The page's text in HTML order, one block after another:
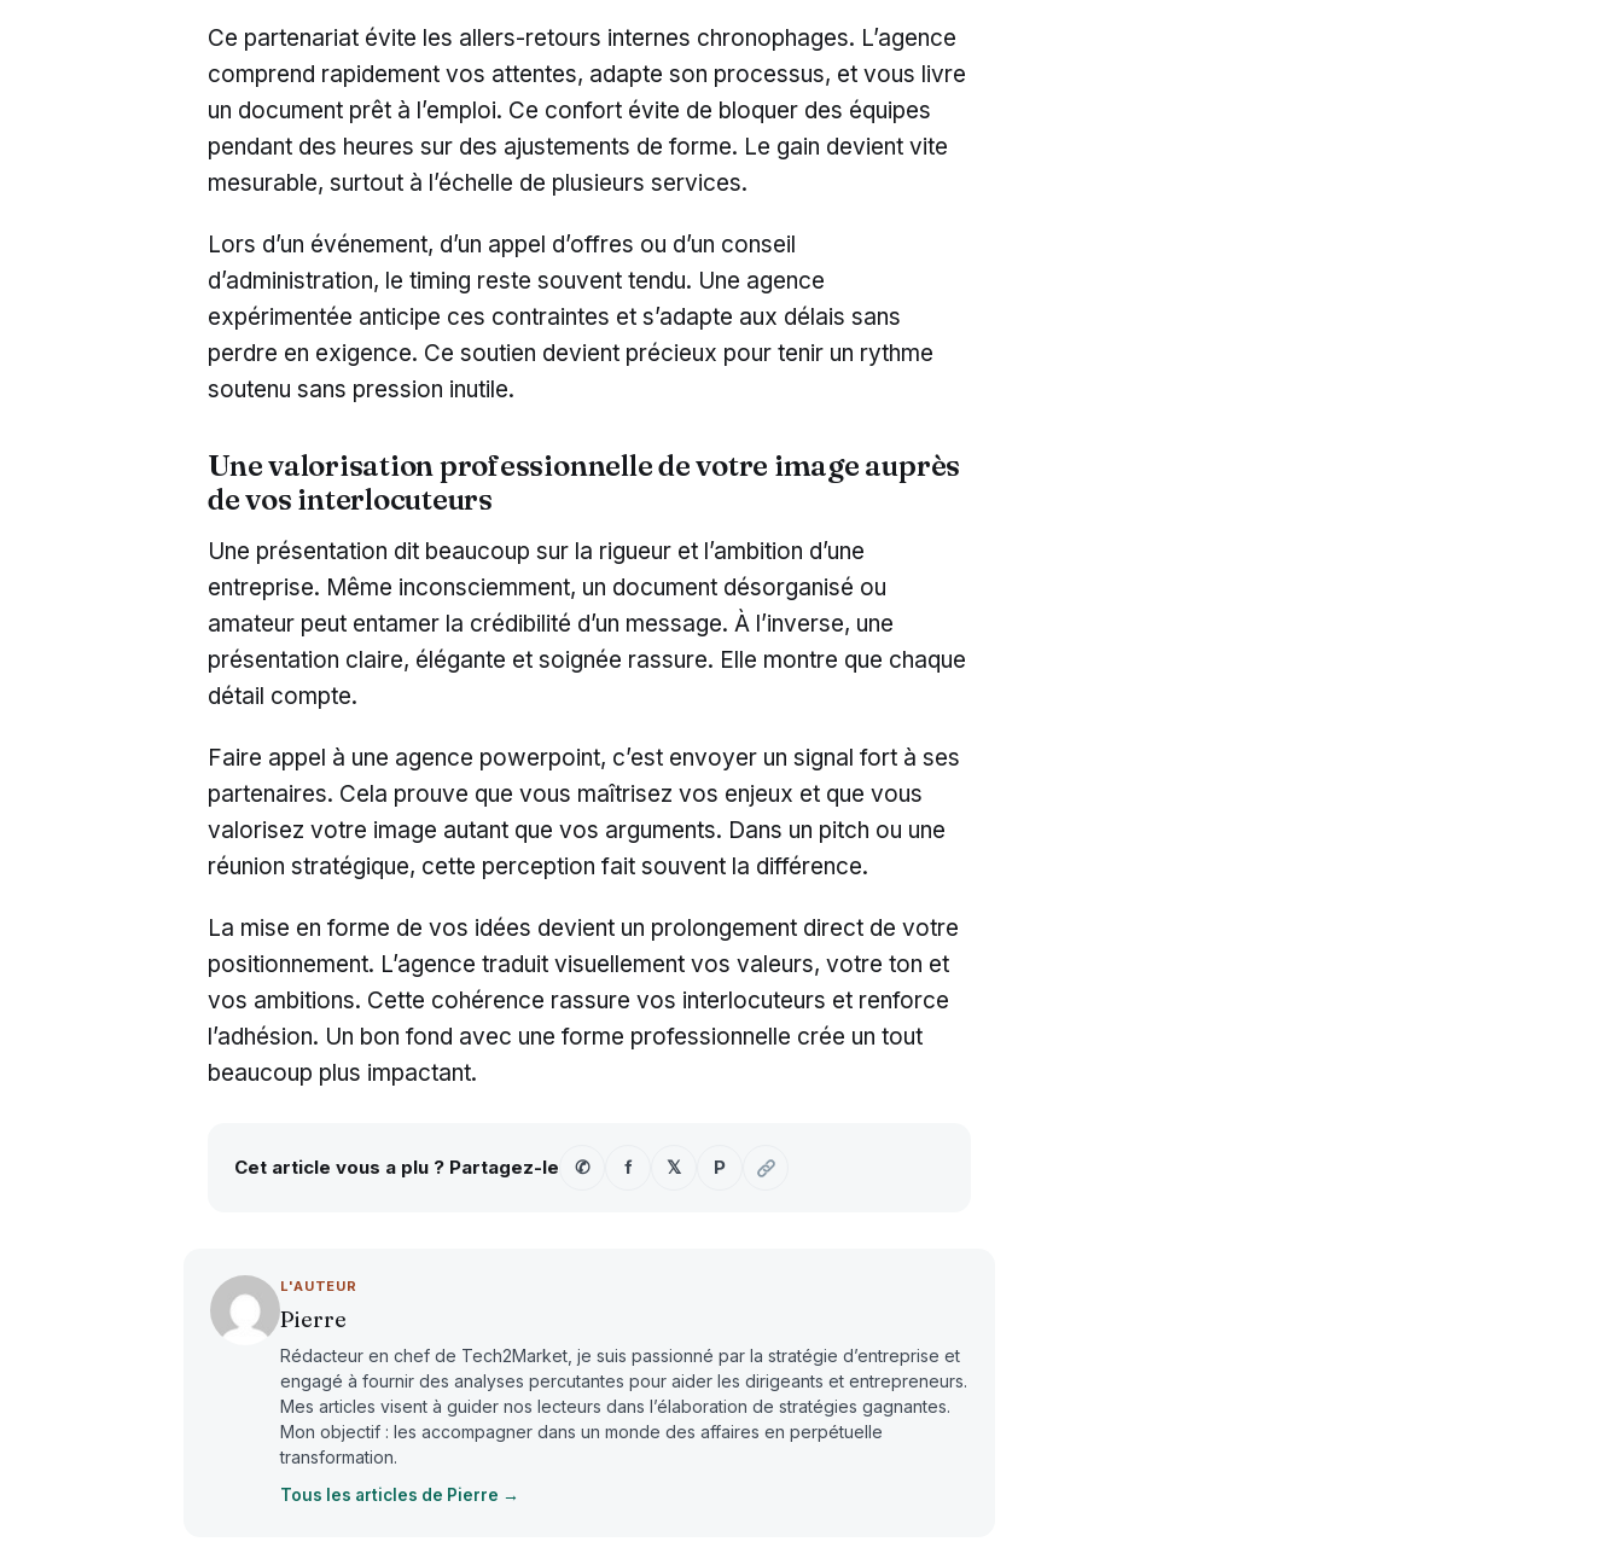
Ce partenariat évite les allers-retours internes chronophages. L’agence
comprend rapidement vos attentes, adapte son processus, et vous livre
un document prêt à l’emploi. Ce confort évite de bloquer des équipes
pendant des heures sur des ajustements de forme. Le gain devient vite
mesurable, surtout à l’échelle de plusieurs services.
Lors d’un événement, d’un appel d’offres ou d’un conseil
d’administration, le timing reste souvent tendu. Une agence
expérimentée anticipe ces contraintes et s’adapte aux délais sans
perdre en exigence. Ce soutien devient précieux pour tenir un rythme
soutenu sans pression inutile.
Une valorisation professionnelle de votre image auprès
de vos interlocuteurs
Une présentation dit beaucoup sur la rigueur et l’ambition d’une
entreprise. Même inconsciemment, un document désorganisé ou
amateur peut entamer la crédibilité d’un message. À l’inverse, une
présentation claire, élégante et soignée rassure. Elle montre que chaque
détail compte.
Faire appel à une agence powerpoint, c’est envoyer un signal fort à ses
partenaires. Cela prouve que vous maîtrisez vos enjeux et que vous
valorisez votre image autant que vos arguments. Dans un pitch ou une
réunion stratégique, cette perception fait souvent la différence.
La mise en forme de vos idées devient un prolongement direct de votre
positionnement. L’agence traduit visuellement vos valeurs, votre ton et
vos ambitions. Cette cohérence rassure vos interlocuteurs et renforce
l’adhésion. Un bon fond avec une forme professionnelle crée un tout
beaucoup plus impactant.
Cet article vous a plu ? Partagez-le ✆ f 𝕏 P
L'AUTEUR
Pierre
Rédacteur en chef de Tech2Market, je suis passionné par la stratégie d’entreprise et
engagé à fournir des analyses percutantes pour aider les dirigeants et entrepreneurs.
Mes articles visent à guider nos lecteurs dans l’élaboration de stratégies gagnantes.
Mon objectif : les accompagner dans un monde des affaires en perpétuelle
transformation.
Tous les articles de Pierre →